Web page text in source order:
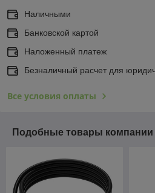
Наличными
Банковской картой
Наложенный платеж
Безналичный расчет для
Все условия оплаты
Подобные товары компании